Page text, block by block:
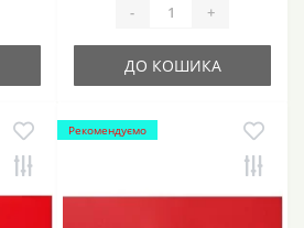
- +
ДО КОШИКА
Рекомендуємо